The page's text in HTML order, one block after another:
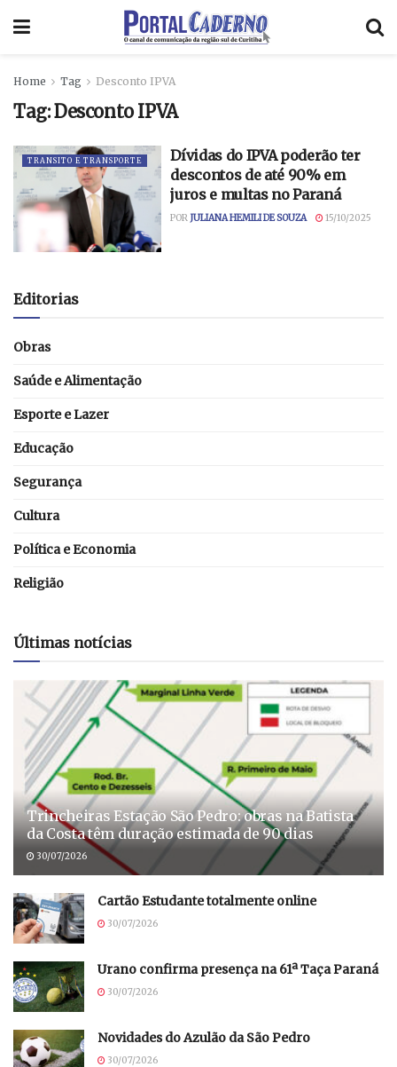
Home Tag Desconto IPVA
Tag:Desconto IPVA
TRANSITO E TRANSPORTE
Dívidas do IPVA poderão ter
descontos de até 90% em
juros e multas no Paraná
POR JULIANA HEMILI DE SOUZA 15/10/2025
Editorias
Obras
Saúde e Alimentação
Esporte e Lazer
Educação
Segurança
Cultura
Política e Economia
Religião
Últimas notícias
Trincheiras Estação São Pedro: obras na Batista
da Costa têm duração estimada de 90 dias
30/07/2026
Cartão Estudante totalmente online
30/07/2026
Urano confirma presença na 61ª Taça Paraná
30/07/2026
Novidades do Azulão da São Pedro
30/07/2026